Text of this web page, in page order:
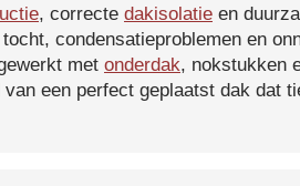
, correcte dakisolatie en
condensatieproblemen en
met onderdak, nokstukken
een perfect geplaatst dak dat